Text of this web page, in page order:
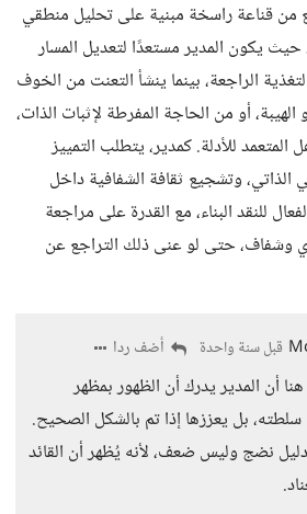
من قناعة راسخة مبنية على تحليل منطقي
يكون المدير مستعدًا لتعديل المسار
الراجعة، بينما ينشأ التعنت من الخوف
أو من الحاجة المفرطة لإثبات الذات،
المتعمد للأدلة. كمدير، يتطلب التمييز
الذاتي، وتشجيع ثقافة الشفافية داخل
للنقد البناء، مع القدرة على مراجعة
وشفاف، حتى لو عنى ذلك التراجع عن
قبل سنة واحدة أضف ردا
أن المدير يدرك أن الظهور بمظهر
بل يعززها إذا تم بالشكل الصحيح.
نضج وليس ضعف، لأنه يُظهر أن القائد